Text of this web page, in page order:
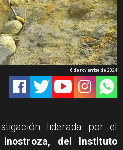
6 de noviembre de 2024
liderada por el
Inostroza, del Instituto